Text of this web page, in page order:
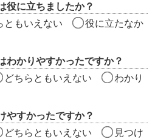
役に立ちましたか？
ともいえない
役に立たなか
わかりやすかったですか？
どちらともいえない
わかり
やすかったですか？
どちらともいえない
見つけ